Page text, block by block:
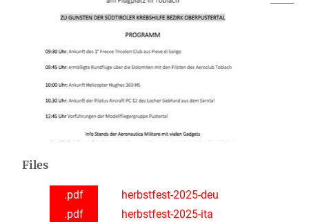
Files
.pdf
herbstfest-2025-deu
.pdf
herbstfest-2025-ita